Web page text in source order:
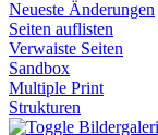
Neueste Änderungen
Seiten auflisten
Verwaiste Seiten
Sandbox
Multiple Print
Strukturen